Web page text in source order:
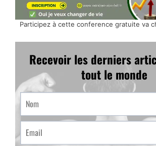
Participez à cette conference gratuite va